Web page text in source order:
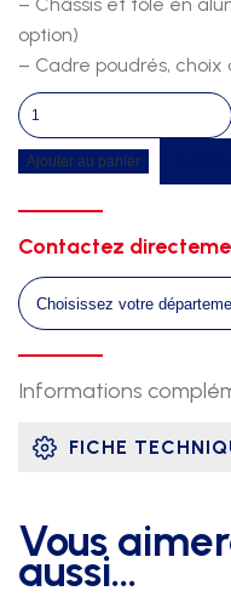
option)
– Cadre poudrés,
quantité
de
Abri
en
aluminium
sans
roue
Ajouter au panier
Contactez
Informations
FICHE
Vous
aussi…